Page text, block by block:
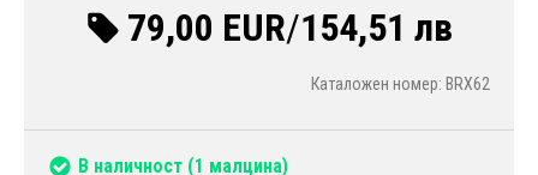
79,00 EUR/154,51 лв
Каталожен номер: BRX62
В наличност (1 малцина)